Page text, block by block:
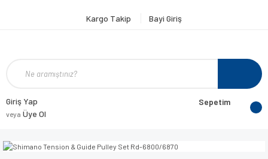
Kargo Takip Bayi Giriş
Giriş Yap
veya Üye Ol
Sepetim